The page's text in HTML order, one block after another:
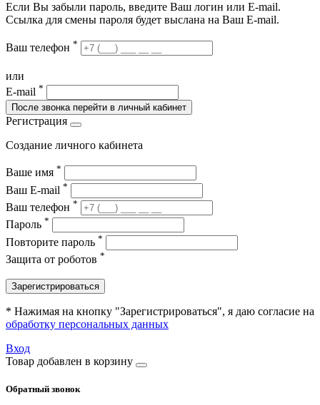
Если Вы забыли пароль, введите Ваш логин или Е-mail.
Ссылка для смены пароля будет выслана на Ваш E-mail.
Ваш телефон *
или
E-mail *
После звонка перейти в личный кабинет
Регистрация
Создание личного кабинета
Ваше имя *
Ваш E-mail *
Ваш телефон *
Пароль *
Повторите пароль *
Защита от роботов *
Зарегистрироваться
* Нажимая на кнопку "Зарегистрироваться", я даю согласие на
обработку персональных данных
Вход
Товар добавлен в корзину
Обратный звонок